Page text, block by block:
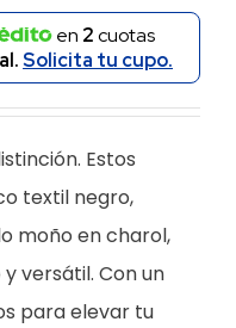
en 2cuotas
Solicita tu cupo.
Estos
textil negro,
moño en charol,
versátil. Con un
para elevar tu